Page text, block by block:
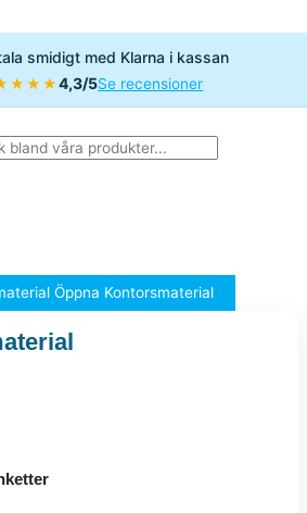
smidigt med Klarna i kassan
4,3/5Se recensioner
Öppna Kontorsmaterial